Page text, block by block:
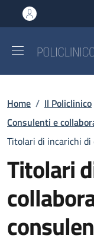
al contenuto
to footer content
Briciole di
Home / Il Policlinico
Consulenti e
Titolari di incarichi di
Titolari